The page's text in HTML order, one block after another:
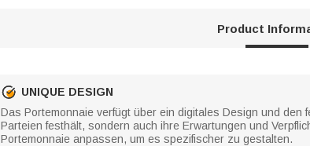
Product
UNIQUE DESIGN
Das Portemonnaie verfügt über ein digitales Design und den
Parteien festhält, sondern auch ihre Erwartungen und
Portemonnaie anpassen, um es spezifischer zu gestalten.